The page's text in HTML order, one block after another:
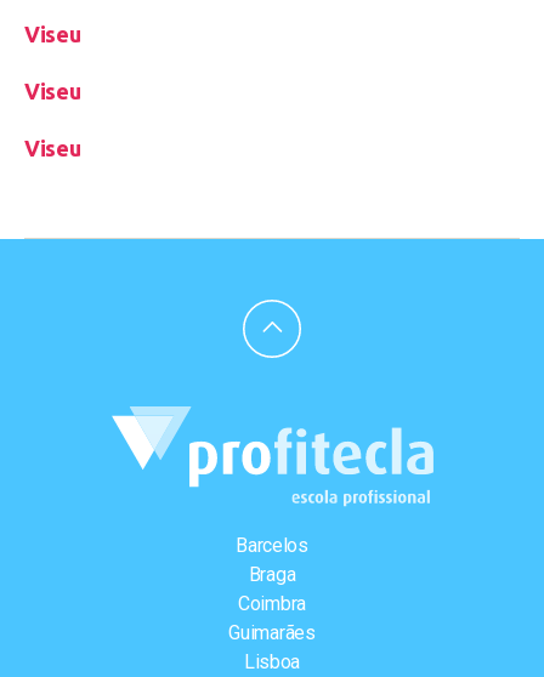
Viseu
Viseu
Viseu
Barcelos
Braga
Coimbra
Guimarães
Lisboa